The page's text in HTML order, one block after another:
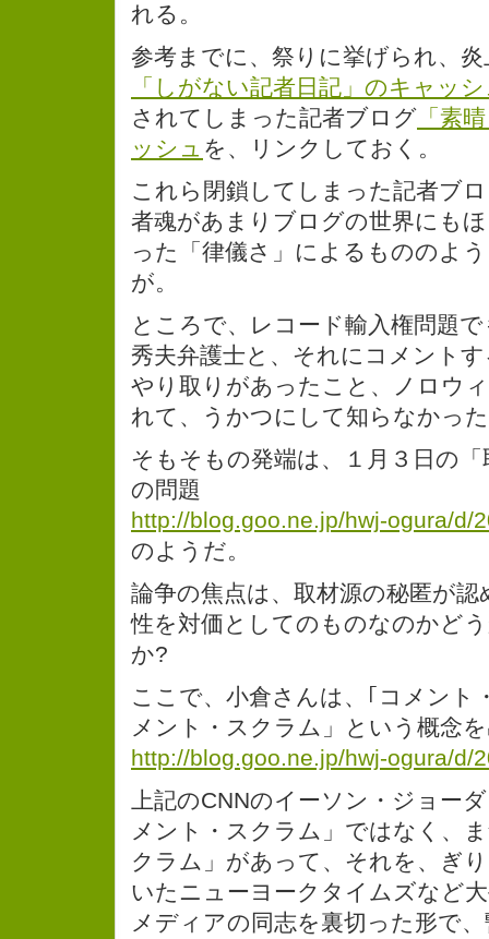
れる。
参考までに、祭りに挙げられ、
「しがない記者日記」のキャッ
されてしまった記者ブログ 「素
ッシュ を、リンクしておく。
これら閉鎖してしまった記者ブ
者魂があまりブログの世界にも
った「律儀さ」によるもののよ
が。
ところで、レコード輸入権問題
秀夫弁護士と、それにコメント
やり取りがあったこと、ノロウ
れて、うかつにして知らなかっ
そもそもの発端は、１月３日の
の問題
http://blog.goo.ne.jp/hwj-ogura/d/
のようだ。
論争の焦点は、取材源の秘匿が
性を対価としてのものなのかど
か?
ここで、小倉さんは、｢コメント
メント・スクラム」という概念
http://blog.goo.ne.jp/hwj-ogura/d/
上記のCNNのイーソン・ジョー
メント・スクラム」ではなく、
クラム」があって、それを、ぎ
いたニューヨークタイムズなど
メディアの同志を裏切った形で